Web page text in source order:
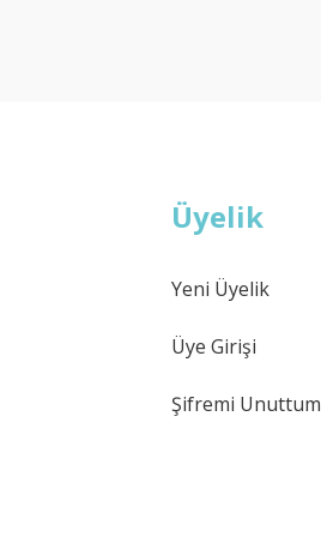
Üyelik
Yeni Üyelik
Üye Girişi
Şifremi Unuttum